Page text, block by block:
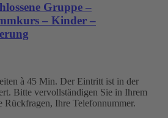
Gruppe –
– Kinder –
à 45 Min. Der Eintritt ist in der
Bitte vervollständigen Sie in Ihrem
Rückfragen, Ihre Telefonnummer.